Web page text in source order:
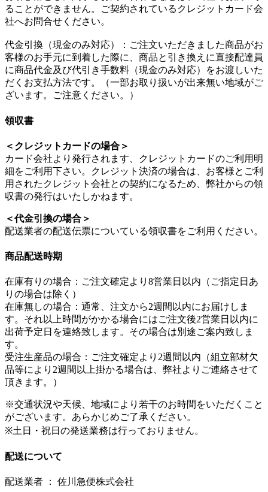
ることができません。ご契約されているクレジットカード会
社へお問合せください。
代金引換（現金のみ対応）：ご注文いただきました商品がお
客様のお手元に到着した際に、商品と引き換えに直接配達員
に商品代金及び代引き手数料（現金のみ対応）をお渡しいた
だくお支払方法です。（一部お取り扱いが出来無い地域がご
ざいます。ご注意ください。）
領収書
＜クレジットカードの場合＞
カード会社より発行されます、クレジットカードのご利用明
細をご利用下さい。クレジット決済の場合は、お客様とご利
用されたクレジット会社との契約になるため、弊社からの領
収書の発行はいたしかねます。
＜代金引換の場合＞
配送業者の配送伝票についている領収書をご利用ください。
商品配送時期
在庫有りの場合：ご注文確定より8営業日以内（ご指定日あ
りの場合は除く）
在庫無しの場合：通常、注文から2週間以内にお届けしま
す。それ以上時間がかかる場合にはご注文後2営業日以内に
出荷予定日を連絡致します。その場合は別途ご案内致しま
す。
受注生産品の場合：ご注文確定より2週間以内（組立部材欠
品等により2週間以上掛かる場合は、弊社よりご連絡させて
頂きます。）
※交通状況や天候、地域により若干のお時間をいただくこと
がございます。あらかじめご了承ください。
※土日・祝日の発送業務は行っておりません。
配送について
配送業者 ： 佐川急便株式会社